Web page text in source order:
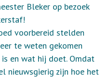
Bleker op bezoek
voorbereid stelden
te weten gekomen
en wat hij doet. Omdat
nieuwsgierig zijn hoe het